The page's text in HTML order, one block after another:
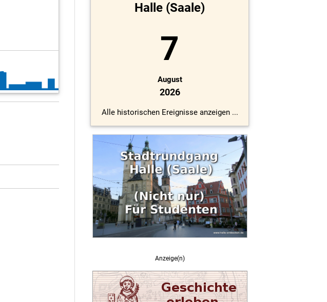
Halle (Saale)
7
August
2026
Alle historischen Ereignisse anzeigen ...
Anzeige(n)